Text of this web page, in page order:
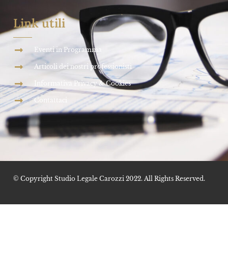
Link utili
Eventi in Programma
Articoli dei nostri professionisti
Informativa Privacy & Cookies
Contattaci
© Copyright Studio Legale Carozzi 2022. All Rights Reserved.